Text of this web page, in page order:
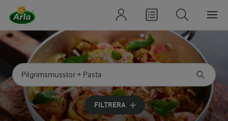
Sök på kategori eller ingrediens
Skriv in sökord för att få förslag
FILTRERA